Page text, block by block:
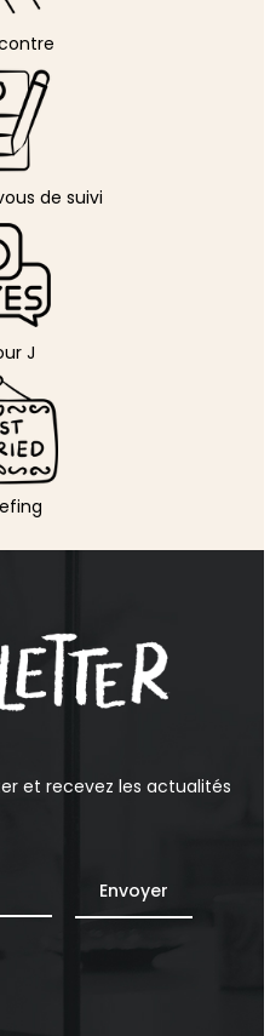
de suivi
J
et recevez les actualités